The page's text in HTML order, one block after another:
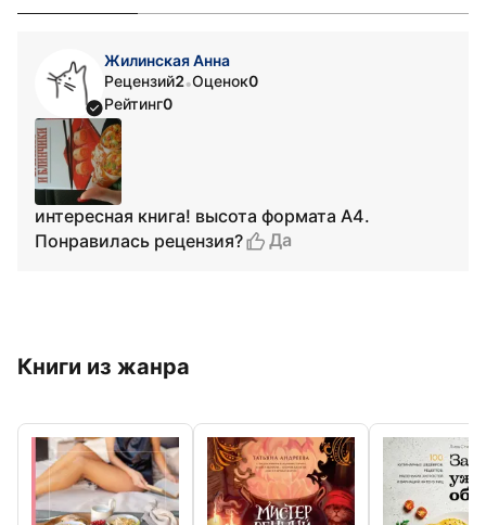
Жилинская Анна
Рецензий2•Оценок0
Рейтинг0
интересная книга! высота формата А4.
Понравилась рецензия?
Да
Книги из жанра